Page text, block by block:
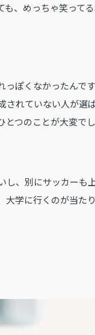
も、めっちゃ笑って
ぽくなかったんで
されていない人が選
つのことが大変でし
、別にサッカーも
大学に行くのが当た